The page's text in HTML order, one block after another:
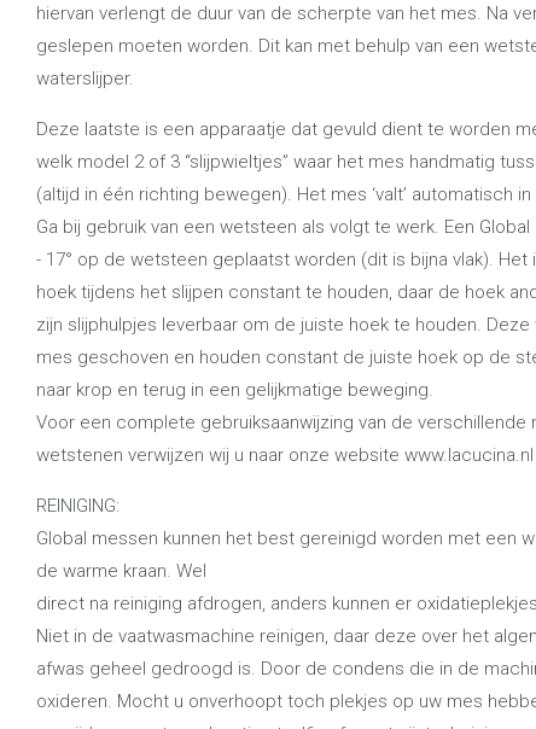
hiervan verlengt de duur van de scherpte van het mes. Na
geslepen moeten worden. Dit kan met behulp van een
waterslijper.
Deze laatste is een apparaatje dat gevuld dient te worden
welk model 2 of 3 “slijpwieltjes” waar het mes handmatig
(altijd in één richting bewegen). Het mes ‘valt’ automatisch
Ga bij gebruik van een wetsteen als volgt te werk. Een
- 17° op de wetsteen geplaatst worden (dit is bijna vlak).
hoek tijdens het slijpen constant te houden, daar de hoek
zijn slijphulpjes leverbaar om de juiste hoek te houden.
mes geschoven en houden constant de juiste hoek op de
naar krop en terug in een gelijkmatige beweging.
Voor een complete gebruiksaanwijzing van de verschillende
wetstenen verwijzen wij u naar onze website www.lacucina.nl
REINIGING:
Global messen kunnen het best gereinigd worden met een
de warme kraan. Wel
direct na reiniging afdrogen, anders kunnen er
Niet in de vaatwasmachine reinigen, daar deze over het
afwas geheel gedroogd is. Door de condens die in de
oxideren. Mocht u onverhoopt toch plekjes op uw mes